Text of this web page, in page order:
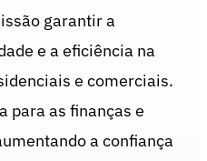
garantir a
e a eficiência na
e comerciais.
para as finanças e
a confiança